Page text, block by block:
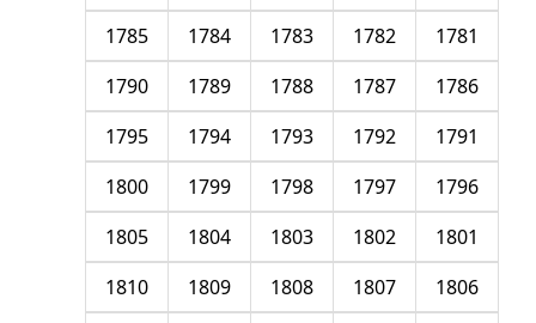
1781
1782
1783
1784
1785
1786
1787
1788
1789
1790
1791
1792
1793
1794
1795
1796
1797
1798
1799
1800
1801
1802
1803
1804
1805
1806
1807
1808
1809
1810